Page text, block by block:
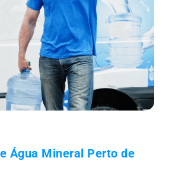
Água Mineral Perto de